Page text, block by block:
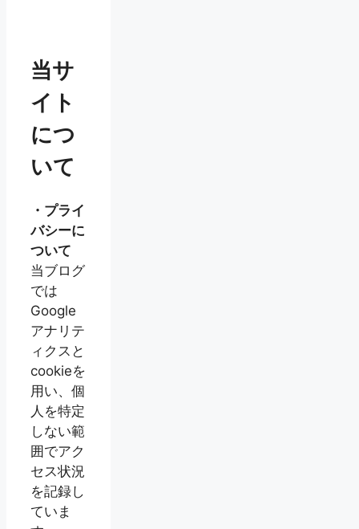
当サ
イト
につ
いて
・プライ
バシーに
ついて
当ブログ
では
Google
アナリテ
ィクスと
cookieを
用い、個
人を特定
しない範
囲でアク
セス状況
を記録し
ていま